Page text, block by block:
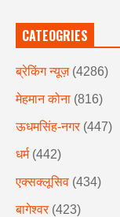
CATEOGRIES
ब्रेकिंग न्यूज़ (4286)
मेहमान कोना (816)
ऊधमसिंह-नगर (447)
धर्म (442)
एक्सक्लूसिव (434)
बागेश्वर (423)